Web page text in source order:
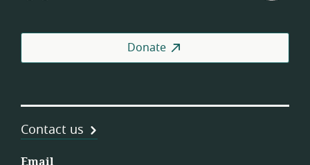
Donate
Contact us